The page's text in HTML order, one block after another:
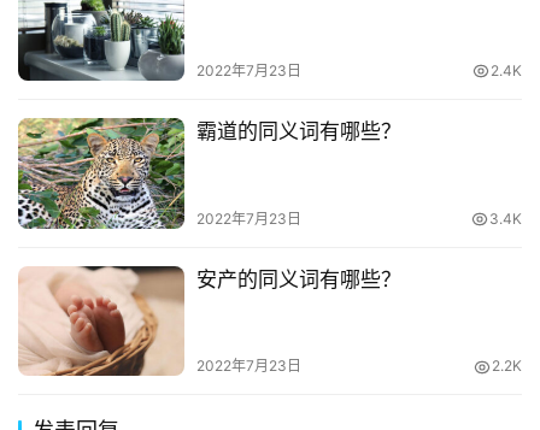
2022年7月23日 2.4K
霸道的同义词有哪些？
2022年7月23日 3.4K
安产的同义词有哪些？
2022年7月23日 2.2K